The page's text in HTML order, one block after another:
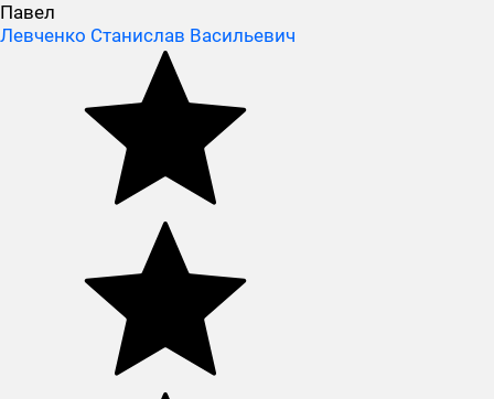
Павел
Левченко Станислав Васильевич